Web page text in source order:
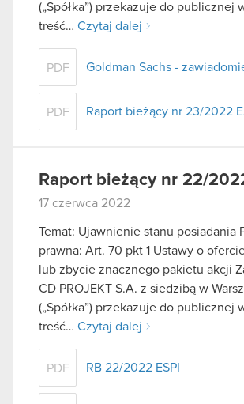
(„Spółka”) przekazuje do publicznej
treść… Czytaj dalej
PDF Goldman Sachs -
PDF Raport bieżący nr 23/2022
Raport bieżący nr 22/
17 czerwca 2022
Temat: Ujawnienie stanu posiadania
prawna: Art. 70 pkt 1 Ustawy o
lub zbycie znacznego pakietu akcji
CD PROJEKT S.A. z siedzibą w
(„Spółka”) przekazuje do publicznej
treść… Czytaj dalej
PDF RB 22/2022 ESPI